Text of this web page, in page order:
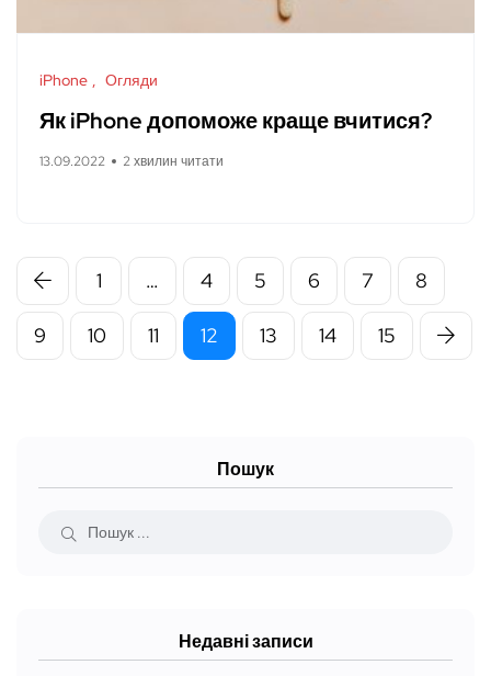
iPhone Огляди
Як iPhone допоможе краще вчитися?
13.09.2022 2 хвилин читати
1 … 4 5 6 7 8
9 10 11 12 13 14 15
Пошук
Недавні записи